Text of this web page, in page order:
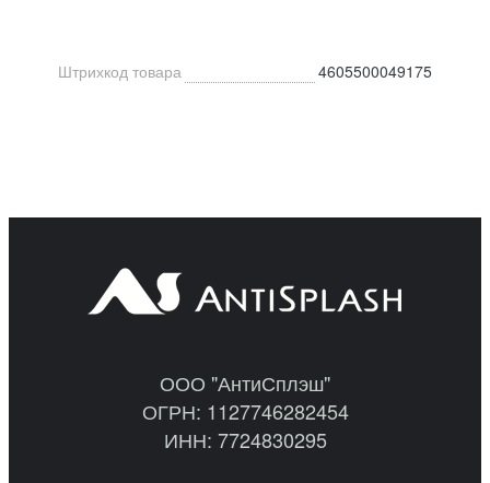
Штрихкод товара 4605500049175
ООО "АнтиСплэш"
ОГРН: 1127746282454
ИНН: 7724830295